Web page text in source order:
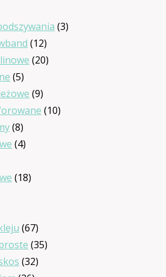
33
1212
produktów
2020
55
produktów
99
produktów
1010
88
produktów
44
1818
6767
produktów
3535
3232